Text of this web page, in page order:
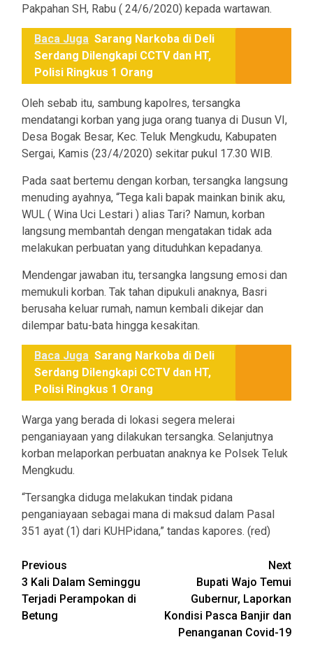
Pakpahan SH, Rabu ( 24/6/2020) kepada wartawan.
Baca Juga Sarang Narkoba di Deli
Serdang Dilengkapi CCTV dan HT,
Polisi Ringkus 1 Orang
Oleh sebab itu, sambung kapolres, tersangka
mendatangi korban yang juga orang tuanya di Dusun VI,
Desa Bogak Besar, Kec. Teluk Mengkudu, Kabupaten
Sergai, Kamis (23/4/2020) sekitar pukul 17.30 WIB.
Pada saat bertemu dengan korban, tersangka langsung
menuding ayahnya, “Tega kali bapak mainkan binik aku,
WUL ( Wina Uci Lestari ) alias Tari? Namun, korban
langsung membantah dengan mengatakan tidak ada
melakukan perbuatan yang dituduhkan kepadanya.
Mendengar jawaban itu, tersangka langsung emosi dan
memukuli korban. Tak tahan dipukuli anaknya, Basri
berusaha keluar rumah, namun kembali dikejar dan
dilempar batu-bata hingga kesakitan.
Baca Juga Sarang Narkoba di Deli
Serdang Dilengkapi CCTV dan HT,
Polisi Ringkus 1 Orang
Warga yang berada di lokasi segera melerai
penganiayaan yang dilakukan tersangka. Selanjutnya
korban melaporkan perbuatan anaknya ke Polsek Teluk
Mengkudu.
“Tersangka diduga melakukan tindak pidana
penganiayaan sebagai mana di maksud dalam Pasal
351 ayat (1) dari KUHPidana,” tandas kapores. (red)
Post
navigation
Previous
3 Kali Dalam Seminggu
Terjadi Perampokan di
Betung
Next
Bupati Wajo Temui
Gubernur, Laporkan
Kondisi Pasca Banjir dan
Penanganan Covid-19